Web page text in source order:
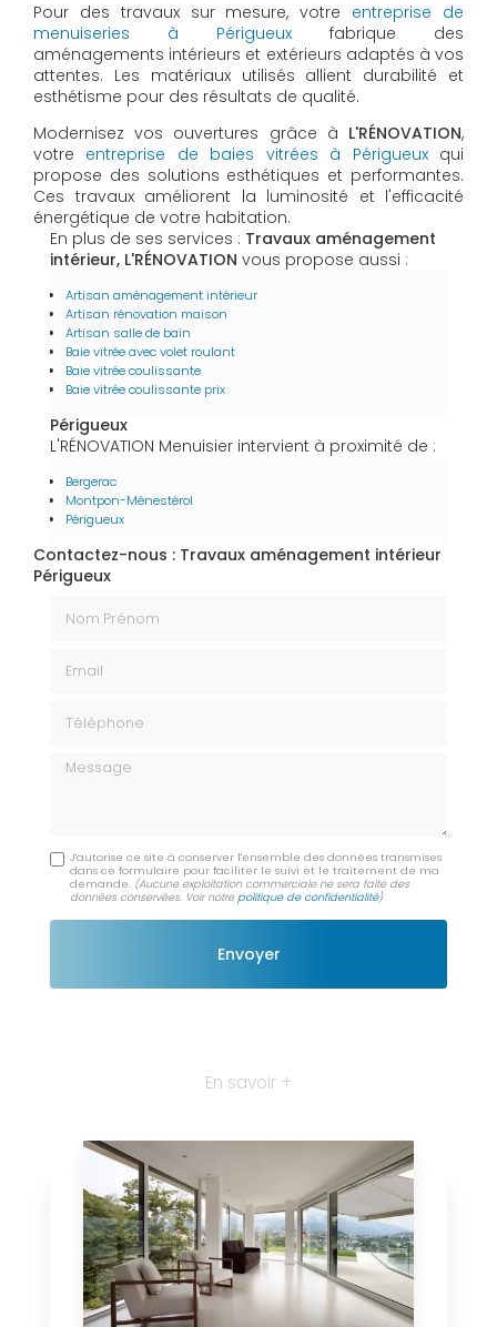
Pour des travaux sur mesure, votre entreprise de
menuiseries à Périgueux fabrique des
aménagements intérieurs et extérieurs adaptés à vos
attentes. Les matériaux utilisés allient durabilité et
esthétisme pour des résultats de qualité.
Modernisez vos ouvertures grâce à L'RÉNOVATION,
votre entreprise de baies vitrées à Périgueuxqui
propose des solutions esthétiques et performantes.
Ces travaux améliorent la luminosité et l'efficacité
énergétique de votre habitation.
En plus de ses services : Travaux aménagement
intérieur, L'RÉNOVATION vous propose aussi :
Artisan aménagement intérieur
Artisan rénovation maison
Artisan salle de bain
Baie vitrée avec volet roulant
Baie vitrée coulissante
Baie vitrée coulissante prix
Périgueux
L'RÉNOVATION Menuisier intervient à proximité de :
Bergerac
Montpon-Ménestérol
Périgueux
Contactez-nous : Travaux aménagement intérieur
Périgueux
Message
J'autorise ce site à conserver l'ensemble des données transmises
dans ce formulaire pour faciliter le suivi et le traitement de ma
demande. (Aucune exploitation commerciale ne sera faite des
données conservées. Voir notrepolitique de confidentialité)
En savoir +